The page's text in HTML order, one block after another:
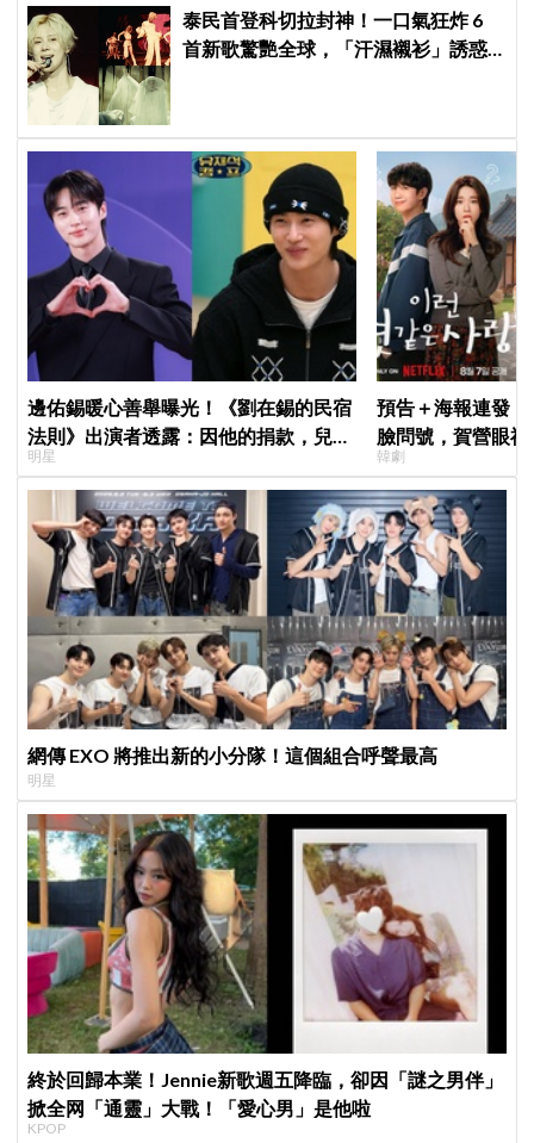
泰民首登科切拉封神！一口氣狂炸 6
首新歌驚艷全球，「汗濕襯衫」誘惑
邊佑錫暖心善舉曝光！《劉在錫的民宿
法則》出演者透露：因他的捐款，兒童
患者順利完成治療
明星
預告＋海報連發
臉問號，賀營眼
戀愛》定檔8月7
猜結局
韓劇
網傳 EXO 將推出新的小分隊！這個組合呼聲最高
明星
終於回歸本業！Jennie新歌週五降臨，卻因「謎之男伴」
掀全网「通靈」大戰！「愛心男」是他啦
KPOP